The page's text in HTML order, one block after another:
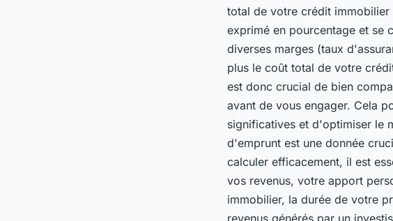
total de votre crédit immobilier
exprimé en pourcentage et se
diverses marges (taux
plus le coût total de votre
est donc crucial de bien
avant de vous engager. Cela
significatives et d'optimiser le
d'emprunt est une donnée
calculer efficacement, il est
vos revenus, votre apport
immobilier, la durée de votre
revenus générés par un